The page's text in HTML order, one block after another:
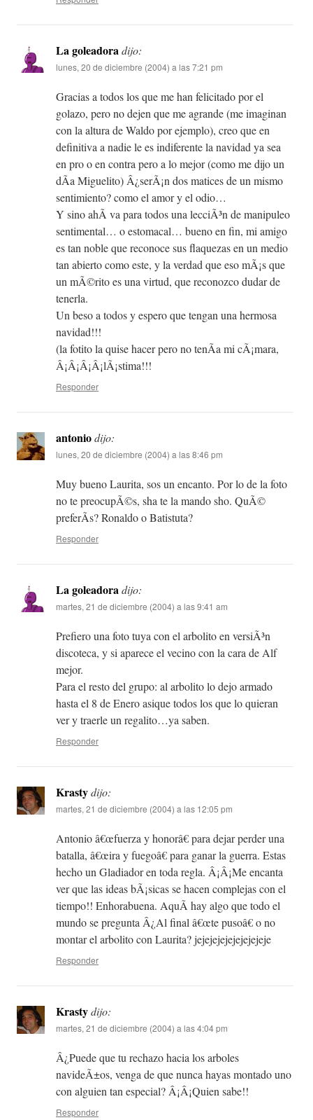
La goleadoradijo:
lunes, 20 de diciembre (2004) a las 7:21 pm
Gracias a todos los que me han felicitado por el
golazo, pero no dejen que me agrande (me imaginan
con la altura de Waldo por ejemplo), creo que en
definitiva a nadie le es indiferente la navidad ya sea
en pro o en contra pero a lo mejor (como me dijo un
dÃ­a Miguelito) Â¿serÃ¡n dos matices de un mismo
sentimiento? como el amor y el odio…
Y sino ahÃ­ va para todos una lecciÃ³n de manipuleo
sentimental… o estomacal… bueno en fin, mi amigo
es tan noble que reconoce sus flaquezas en un medio
tan abierto como este, y la verdad que eso mÃ¡s que
un mÃ©rito es una virtud, que reconozco dudar de
tenerla.
Un beso a todos y espero que tengan una hermosa
navidad!!!
(la fotito la quise hacer pero no tenÃ­a mi cÃ¡mara,
Â¡Â¡Â¡Â¡lÃ¡stima!!!
Responder
antoniodijo:
lunes, 20 de diciembre (2004) a las 8:46 pm
Muy bueno Laurita, sos un encanto. Por lo de la foto
no te preocupÃ©s, sha te la mando sho. QuÃ©
preferÃ­s? Ronaldo o Batistuta?
Responder
La goleadoradijo:
martes, 21 de diciembre (2004) a las 9:41 am
Prefiero una foto tuya con el arbolito en versiÃ³n
discoteca, y si aparece el vecino con la cara de Alf
mejor.
Para el resto del grupo: al arbolito lo dejo armado
hasta el 8 de Enero asique todos los que lo quieran
ver y traerle un regalito…ya saben.
Responder
Krastydijo:
martes, 21 de diciembre (2004) a las 12:05 pm
Antonio â€œfuerza y honorâ€ para dejar perder una
batalla, â€œira y fuegoâ€ para ganar la guerra. Estas
hecho un Gladiador en toda regla. Â¡Â¡Me encanta
ver que las ideas bÃ¡sicas se hacen complejas con el
tiempo!! Enhorabuena. AquÃ­ hay algo que todo el
mundo se pregunta Â¿Al final â€œte pusoâ€ o no
montar el arbolito con Laurita? jejejejejejejejejeje
Responder
Krastydijo:
martes, 21 de diciembre (2004) a las 4:04 pm
Â¿Puede que tu rechazo hacia los arboles
navideÃ±os, venga de que nunca hayas montado uno
con alguien tan especial? Â¡Â¡Quien sabe!!
Responder